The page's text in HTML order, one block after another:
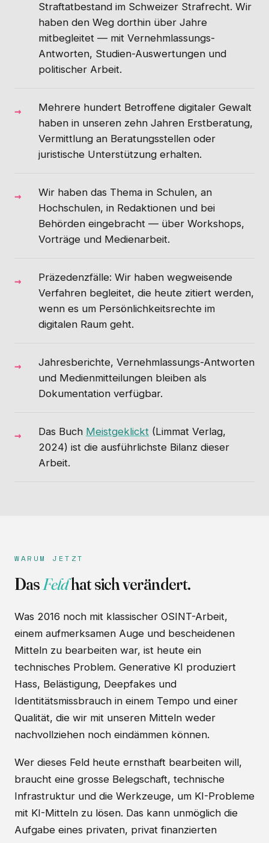
Straftatbestand im Schweizer Strafrecht. Wir
haben den Weg dorthin über Jahre
mitbegleitet — mit Vernehmlassungs-
Antworten, Studien-Auswertungen und
politischer Arbeit.
Mehrere hundert Betroffene digitaler Gewalt
haben in unseren zehn Jahren Erstberatung,
Vermittlung an Beratungsstellen oder
juristische Unterstützung erhalten.
Wir haben das Thema in Schulen, an
Hochschulen, in Redaktionen und bei
Behörden eingebracht — über Workshops,
Vorträge und Medienarbeit.
Präzedenzfälle: Wir haben wegweisende
Verfahren begleitet, die heute zitiert werden,
wenn es um Persönlichkeitsrechte im
digitalen Raum geht.
Jahresberichte, Vernehmlassungs-Antworten
und Medienmitteilungen bleiben als
Dokumentation verfügbar.
Das Buch Meistgeklickt (Limmat Verlag,
2024) ist die ausführlichste Bilanz dieser
Arbeit.
WARUM JETZT
DasFeldhat sich verändert.
Was 2016 noch mit klassischer OSINT-Arbeit,
einem aufmerksamen Auge und bescheidenen
Mitteln zu bearbeiten war, ist heute ein
technisches Problem. Generative KI produziert
Hass, Belästigung, Deepfakes und
Identitätsmissbrauch in einem Tempo und einer
Qualität, die wir mit unseren Mitteln weder
nachvollziehen noch eindämmen können.
Wer dieses Feld heute ernsthaft bearbeiten will,
braucht eine grosse Belegschaft, technische
Infrastruktur und die Werkzeuge, um KI-Probleme
mit KI-Mitteln zu lösen. Das kann unmöglich die
Aufgabe eines privaten, privat finanzierten